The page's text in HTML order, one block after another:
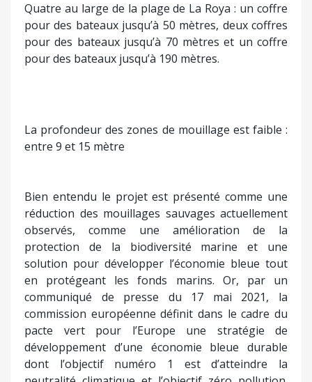
Quatre au large de la plage de La Roya : un coffre
pour des bateaux jusqu’à 50 mètres, deux coffres
pour des bateaux jusqu’à 70 mètres et un coffre
pour des bateaux jusqu’à 190 mètres.
La profondeur des zones de mouillage est faible :
entre 9 et 15 mètre
Bien entendu le projet est présenté comme une
réduction des mouillages sauvages actuellement
observés, comme une amélioration de la
protection de la biodiversité marine et une
solution pour développer l’économie bleue tout
en protégeant les fonds marins. Or, par un
communiqué de presse du 17 mai 2021, la
commission européenne définit dans le cadre du
pacte vert pour l’Europe une stratégie de
développement d’une économie bleue durable
dont l’objectif numéro 1 est d’atteindre la